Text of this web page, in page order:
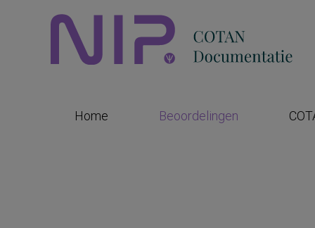
Home Beoordelingen